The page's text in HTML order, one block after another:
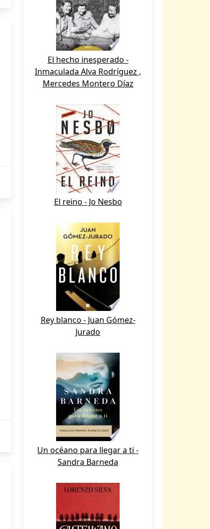
El hecho inesperado -
Inmaculada Alva Rodríguez ,
Mercedes Montero Díaz
El reino - Jo Nesbo
Rey blanco - Juan Gómez-
Jurado
Un océano para llegar a ti -
Sandra Barneda